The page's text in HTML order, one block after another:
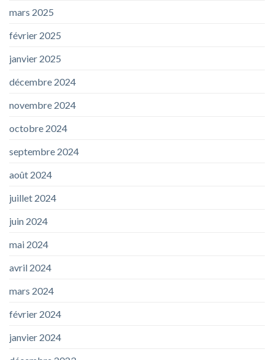
mars 2025
février 2025
janvier 2025
décembre 2024
novembre 2024
octobre 2024
septembre 2024
août 2024
juillet 2024
juin 2024
mai 2024
avril 2024
mars 2024
février 2024
janvier 2024